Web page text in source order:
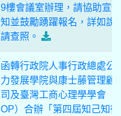
9樓會議室辦理，請協助宣
知並鼓勵踴躍報名，詳如說
請查照。
函轉行政院人事行政總處公
力發展學院與康士藤管理顧
司及臺灣工商心理學學會（
OP）合辦「第四屆知己知